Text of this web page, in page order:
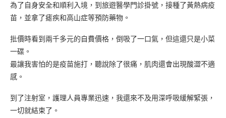
為了自身安全和順利入境，到旅遊醫學門診掛號，接種了黃熱病疫
苗，並拿了瘧疾和高山症等預防藥物。
批價時看到兩千多元的自費價格，倒吸了一口氣，但這還只是小菜
一碟。
最讓我害怕的是疫苗施打，聽說除了很痛，肌肉還會出現酸澀不適
感。
到了注射室，護理人員專業迅速，我還來不及用深呼吸緩解緊張，
一切就結束了。